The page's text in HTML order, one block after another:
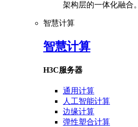
架构层的一体化融合。
智慧计算
智慧计算
H3C服务器
通用计算
人工智能计算
边缘计算
弹性塑合计算